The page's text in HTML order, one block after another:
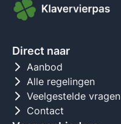
Direct naar
Aanbod
Alle regelingen
Veelgestelde vragen
Contact